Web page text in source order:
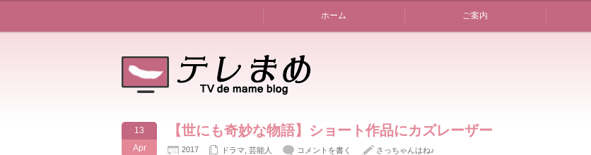
ホーム ご案内
13
Apr
【世にも奇妙な物語】ショート作品にカズレーザー
2017 ドラマ 芸能人 コメントを書く さっちゃんはね♪